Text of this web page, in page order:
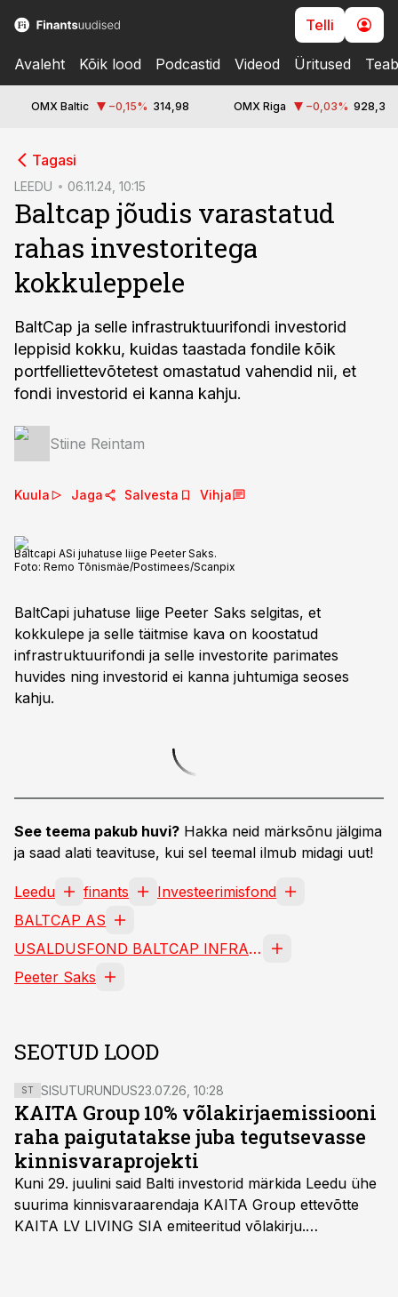
Telli
Avaleht Kõik lood Podcastid Videod Üritused
OMX Baltic −0,15% 314,98 OMX Riga −0,03% 928,3
Tagasi
LEEDU 06.11.24, 10:15
Baltcap jõudis varastatud
rahas investoritega
kokkuleppele
BaltCap ja selle infrastruktuurifondi investorid
leppisid kokku, kuidas taastada fondile kõik
portfelliettevõtetest omastatud vahendid nii, et
fondi investorid ei kanna kahju.
Stiine Reintam
Kuula Jaga Salvesta Vihja
Baltcapi ASi juhatuse liige Peeter Saks.
Foto: Remo Tõnismäe/Postimees/Scanpix
BaltCapi juhatuse liige Peeter Saks selgitas, et
kokkulepe ja selle täitmise kava on koostatud
infrastruktuurifondi ja selle investorite parimates
huvides ning investorid ei kanna juhtumiga seoses
kahju.
See teema pakub huvi? Hakka neid märksõnu jälgima
ja saad alati teavituse, kui sel teemal ilmub midagi uut!
Leedu finants
Investeerimisfond
BALTCAP AS
USALDUSFOND BALTCAP INFRASTRUCTURE FUND UÜ
Peeter Saks
SEOTUD LOOD
ST SISUTURUNDUS23.07.26, 10:28
KAITA Group 10% võlakirjaemissiooni
raha paigutatakse juba tegutsevasse
kinnisvaraprojekti
Kuni 29. juulini said Balti investorid märkida Leedu ühe
suurima kinnisvaraarendaja KAITA Group ettevõtte
KAITA LV LIVING SIA emiteeritud võlakirju.